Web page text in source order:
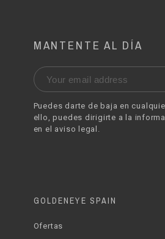
MANTENTE AL DÍA
Puedes darte de baja en
ello, puedes dirigirte a la
en el aviso legal.
GOLDENEYE SPAIN
Ofertas